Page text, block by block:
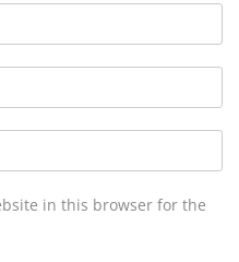
in this browser for the